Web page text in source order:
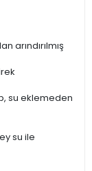
arındırılmış
su eklemeden
su ile